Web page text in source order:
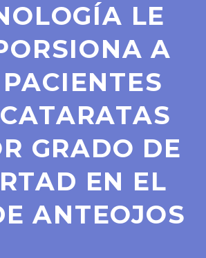
LE
A
GRADO DE
EN EL
ANTEOJOS